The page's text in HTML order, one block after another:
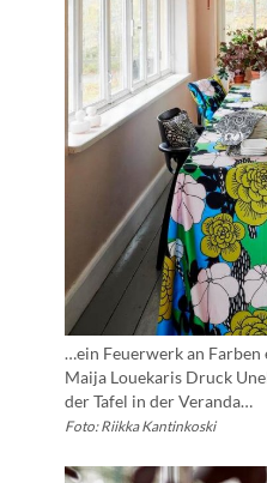
…ein Feuerwerk an
Maija Louekaris Druck
der Tafel in der Veranda…
Foto: Riikka Kantinkoski